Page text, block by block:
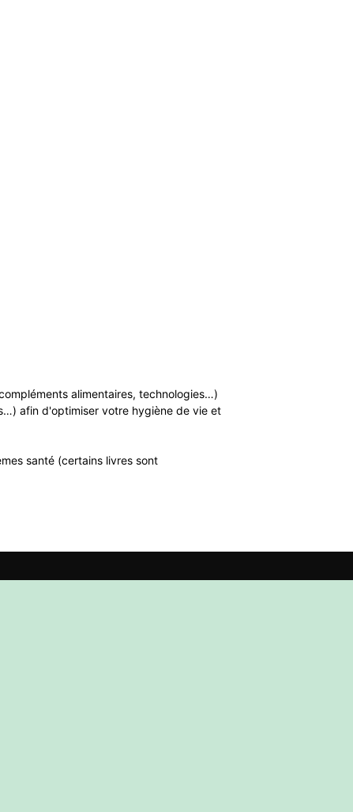
alimentaires, technologies…)
afin d'optimiser votre hygiène de vie et
santé (certains livres sont